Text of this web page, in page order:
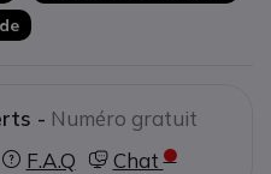
- Numéro gratuit
F.A.Q Chat